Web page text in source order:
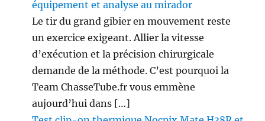
équipement et analyse au mirador
Le tir du grand gibier en mouvement reste
un exercice exigeant. Allier la vitesse
d’exécution et la précision chirurgicale
demande de la méthode. C’est pourquoi la
Team ChasseTube.fr vous emmène
aujourd’hui dans […]